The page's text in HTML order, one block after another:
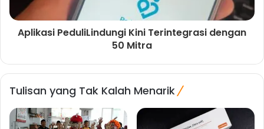
Aplikasi PeduliLindungi Kini Terintegrasi dengan
50 Mitra
Tulisan yang Tak Kalah Menarik